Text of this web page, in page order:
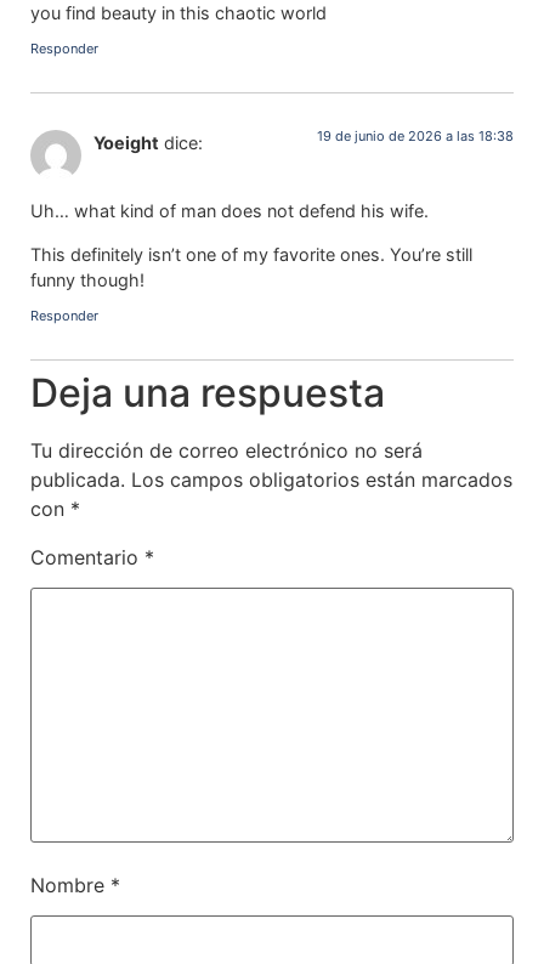
you find beauty in this chaotic world
Responder
Yoeight dice: 19 de junio de 2026 a las 18:38
Uh… what kind of man does not defend his wife.
This definitely isn’t one of my favorite ones. You’re still
funny though!
Responder
Deja una respuesta
Tu dirección de correo electrónico no será
publicada. Los campos obligatorios están marcados
con *
Comentario *
Nombre *